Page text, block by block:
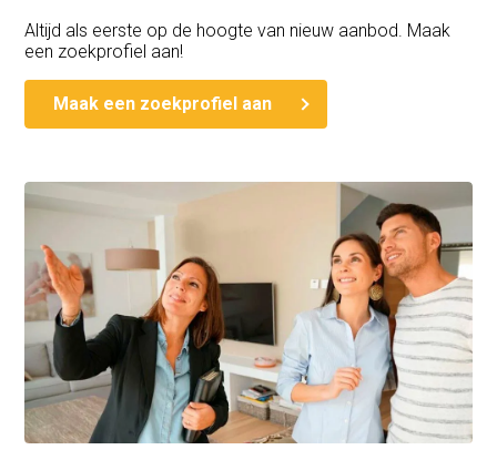
Altijd als eerste op de hoogte van nieuw aanbod. Maak
een zoekprofiel aan!
Maak een zoekprofiel aan